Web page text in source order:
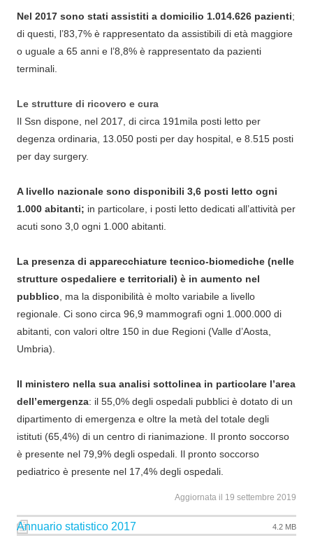
Nel 2017 sono stati assistiti a domicilio 1.014.626 pazienti;
di questi, l’83,7% è rappresentato da assistibili di età maggiore
o uguale a 65 anni e l’8,8% è rappresentato da pazienti
terminali.
Le strutture di ricovero e cura
Il Ssn dispone, nel 2017, di circa 191mila posti letto per
degenza ordinaria, 13.050 posti per day hospital, e 8.515 posti
per day surgery.
A livello nazionale sono disponibili 3,6 posti letto ogni
1.000 abitanti; in particolare, i posti letto dedicati all’attività per
acuti sono 3,0 ogni 1.000 abitanti.
La presenza di apparecchiature tecnico-biomediche (nelle
strutture ospedaliere e territoriali) è in aumento nel
pubblico , ma la disponibilità è molto variabile a livello
regionale. Ci sono circa 96,9 mammografi ogni 1.000.000 di
abitanti, con valori oltre 150 in due Regioni (Valle d’Aosta,
Umbria).
Il ministero nella sua analisi sottolinea in particolare l’area
dell’emergenza: il 55,0% degli ospedali pubblici è dotato di un
dipartimento di emergenza e oltre la metà del totale degli
istituti (65,4%) di un centro di rianimazione. Il pronto soccorso
è presente nel 79,9% degli ospedali. Il pronto soccorso
pediatrico è presente nel 17,4% degli ospedali.
Aggiornata il 19 settembre 2019
Annuario statistico 2017 4.2 MB